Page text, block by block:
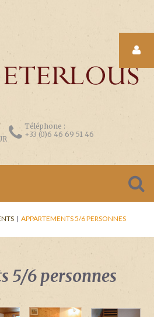
Téléphone :
+33 (0)6 46 69 51 46
| APPARTEMENTS 5/6 PERSONNES
5/6 personnes